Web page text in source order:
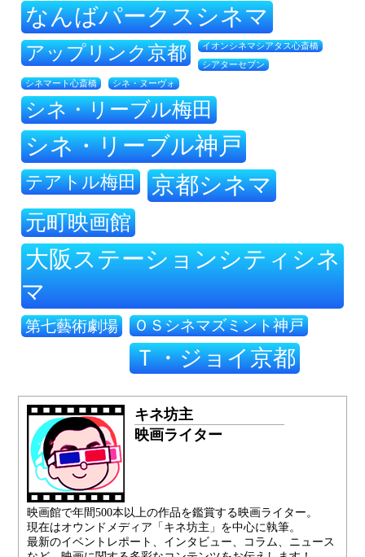
なんばパークスシネマ
アップリンク京都 イオンシネマシアタス心斎橋
シアターセブン
シネマート心斎橋 シネ・ヌーヴォ
シネ・リーブル梅田
シネ・リーブル神戸
テアトル梅田 京都シネマ
元町映画館
大阪ステーションシティシネ
マ
第七藝術劇場 ＯＳシネマズミント神戸
Ｔ・ジョイ京都
キネ坊主
映画ライター
映画館で年間500本以上の作品を鑑賞する映画ライター。
現在はオウンドメディア「キネ坊主」を中心に執筆。
最新のイベントレポート、インタビュー、コラム、ニュース